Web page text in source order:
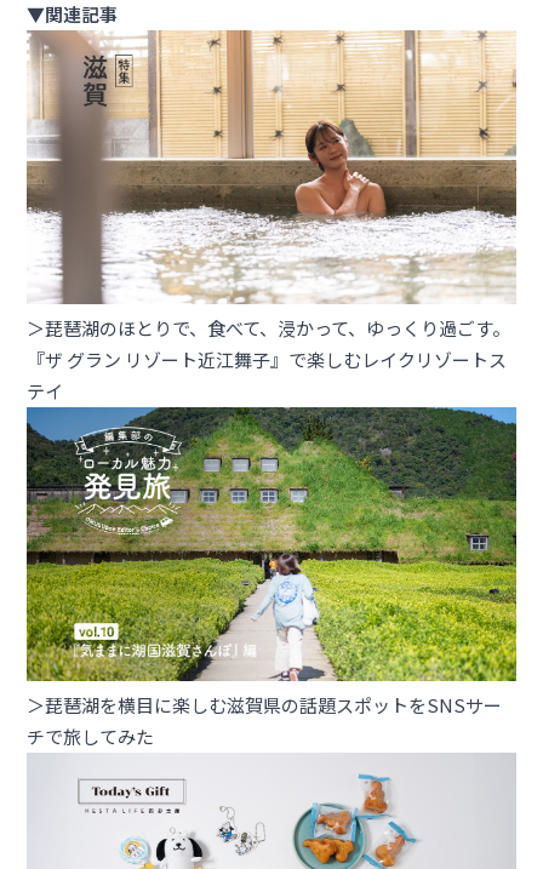
▼関連記事
＞琵琶湖のほとりで、食べて、浸かって、ゆっくり過ごす。
『ザ グラン リゾート近江舞子』で楽しむレイクリゾートス
テイ
＞琵琶湖を横目に楽しむ滋賀県の話題スポットをSNSサー
チで旅してみた